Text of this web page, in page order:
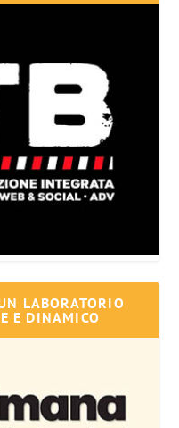
LABORATORIO
E DINAMICO